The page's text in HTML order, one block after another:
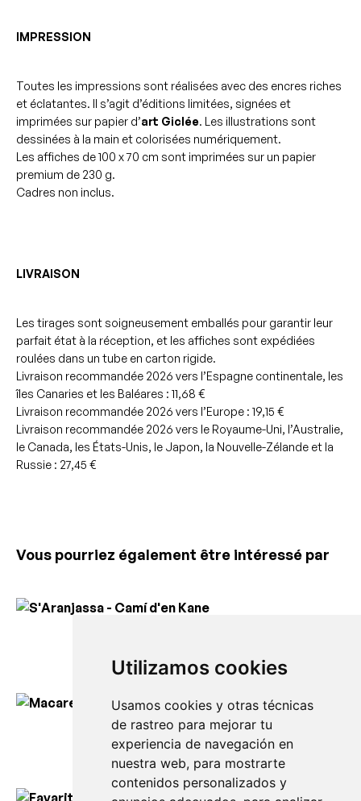
Utilizamos cookies
Usamos cookies y otras técnicas
de rastreo para mejorar tu
experiencia de navegación en
nuestra web, para mostrarte
contenidos personalizados y
IMPRESSION
Toutes les impressions sont réalisées avec des encres riches
et éclatantes. Il s’agit d’éditions limitées, signées et
imprimées sur papier d’art Giclée. Les illustrations sont
dessinées à la main et colorisées numériquement.
Les affiches de 100 x 70 cm sont imprimées sur un papier
premium de 230 g.
Cadres non inclus.
LIVRAISON
Les tirages sont soigneusement emballés pour garantir leur
parfait état à la réception, et les affiches sont expédiées
roulées dans un tube en carton rigide.
Livraison recommandée 2026 vers l’Espagne continentale, les
îles Canaries et les Baléares : 11,68 €
Livraison recommandée 2026 vers l’Europe : 19,15 €
Livraison recommandée 2026 vers le Royaume-Uni, l’Australie,
le Canada, les États-Unis, le Japon, la Nouvelle-Zélande et la
Russie : 27,45 €
Vous pourriez également être intéressé par
130,00 €
Macaret face à la mer
130,00